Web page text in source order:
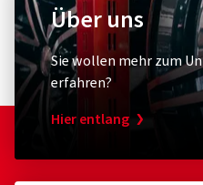
Über uns
Sie wollen mehr zum
erfahren?
Hier entlang